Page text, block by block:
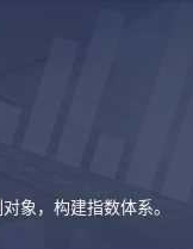
象，构建指数体系。